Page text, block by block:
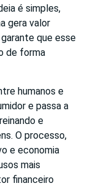
é simples,
gera valor
que esse
de forma
humanos e
e passa a
e
O processo,
e economia
mais
financeiro